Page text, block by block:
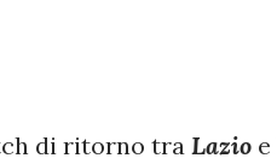
di ritorno tra Lazio e